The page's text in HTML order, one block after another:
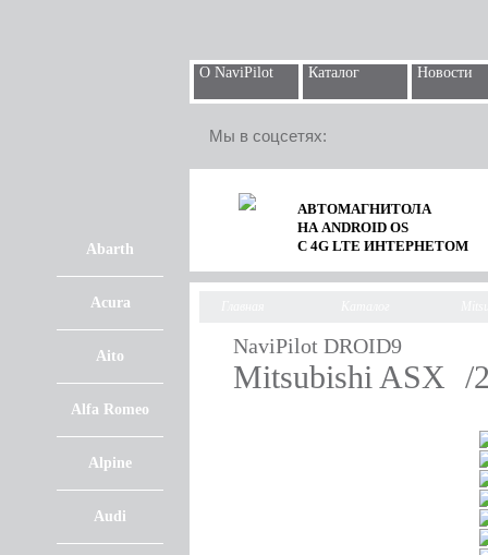
О NaviPilot Каталог Новости
Мы в соцсетях:
Abarth
Acura
Aito
Alfa Romeo
Alpine
Audi
АВТОМАГНИТОЛА
НА ANDROID OS
С 4G LTE ИНТЕРНЕТОМ
NaviPilot DROID9
Mitsubishi ASX /